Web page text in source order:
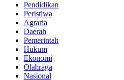
Pendidikan
Peristiwa
Agraria
Daerah
Pemerintah
Hukum
Ekonomi
Olahraga
Nasional